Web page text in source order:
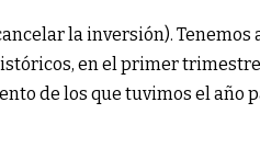
la inversión).
en el primer
de los que tuvimos el año